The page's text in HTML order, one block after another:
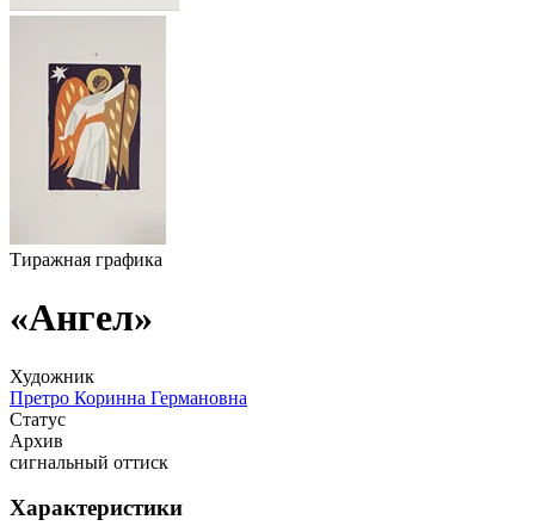
Тиражная графика
«Ангел»
Художник
Претро Коринна Германовна
Статус
Архив
сигнальный оттиск
Характеристики